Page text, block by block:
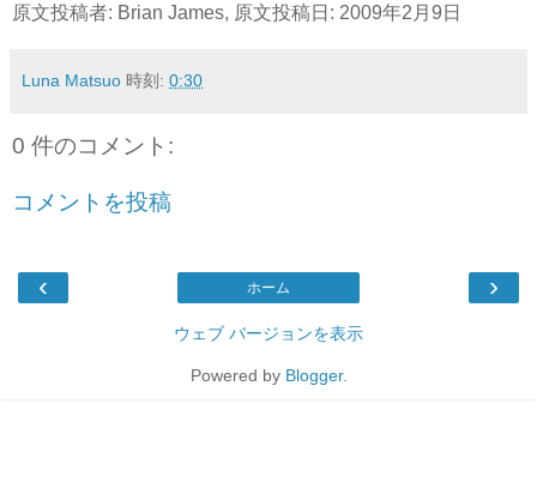
原文投稿者: Brian James, 原文投稿日: 2009年2月9日
Luna Matsuo 時刻: 0:30
0 件のコメント:
コメントを投稿
‹ ›
ホーム
ウェブ バージョンを表示
Powered by Blogger.